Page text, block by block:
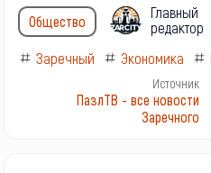
Общество
Главный
редактор
Заречный
Экономика
Источник
ПазлТВ - все новости
Заречного